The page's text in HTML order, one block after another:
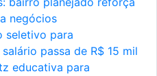
negócios
seletivo para
passa de R$ 15 mil
educativa para